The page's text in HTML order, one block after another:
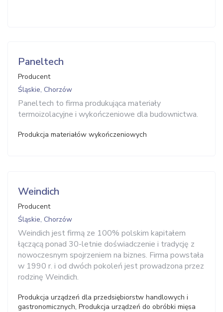
Paneltech
Producent
Śląskie, Chorzów
Paneltech to firma produkująca materiały
termoizolacyjne i wykończeniowe dla budownictwa.
Produkcja materiałów wykończeniowych
Weindich
Producent
Śląskie, Chorzów
Weindich jest firmą ze 100% polskim kapitałem
łączącą ponad 30-letnie doświadczenie i tradycję z
nowoczesnym spojrzeniem na biznes. Firma powstała
w 1990 r. i od dwóch pokoleń jest prowadzona przez
rodzinę Weindich.
Produkcja urządzeń dla przedsiębiorstw handlowych i
gastronomicznych, Produkcja urządzeń do obróbki mięsa